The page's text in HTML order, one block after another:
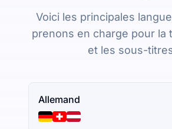
Voici les principales
prenons en charge pour la
et les sous-
Allemand